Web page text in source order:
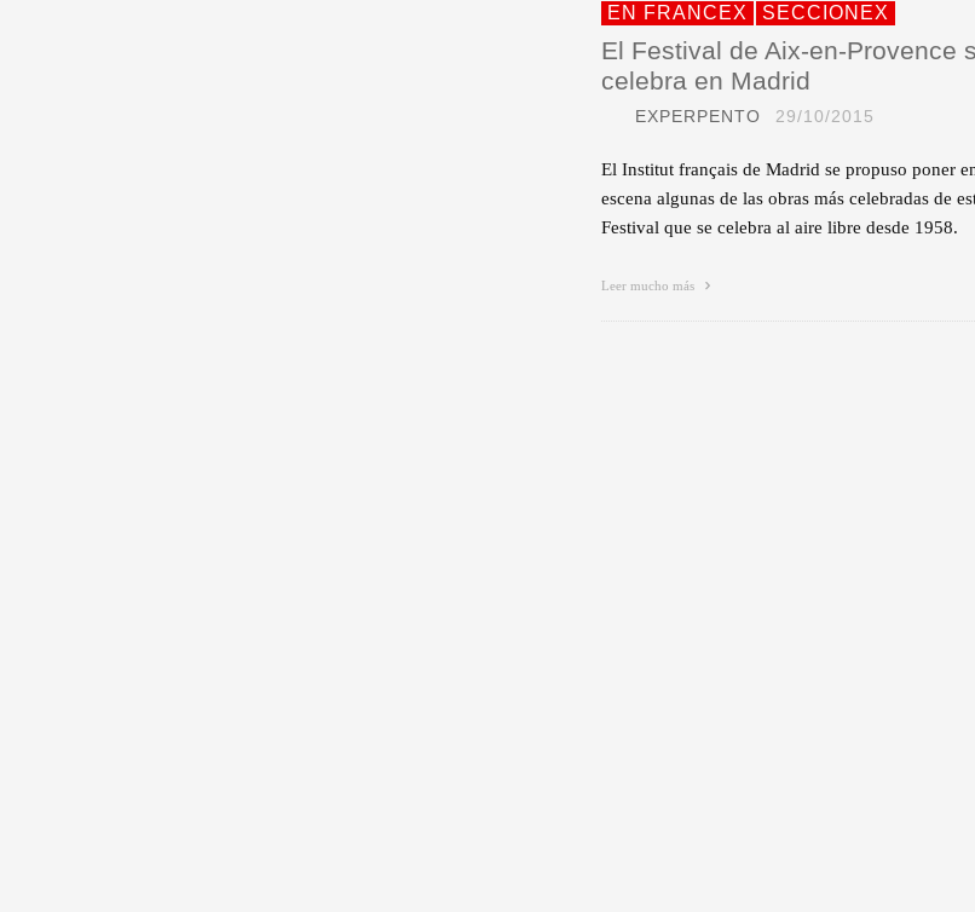
EN FRANCEX SECCIONEX
El Festival de Aix-en-Provence
celebra en Madrid
EXPERPENTO 29/10/2015
El Institut français de Madrid se propuso poner
escena algunas de las obras más celebradas de
Festival que se celebra al aire libre desde 1958.
Leer mucho más